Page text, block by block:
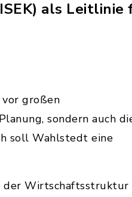
als Leitlinie
großen
sondern auch
soll Wahlstedt eine
der Wirtschaftsstruktur